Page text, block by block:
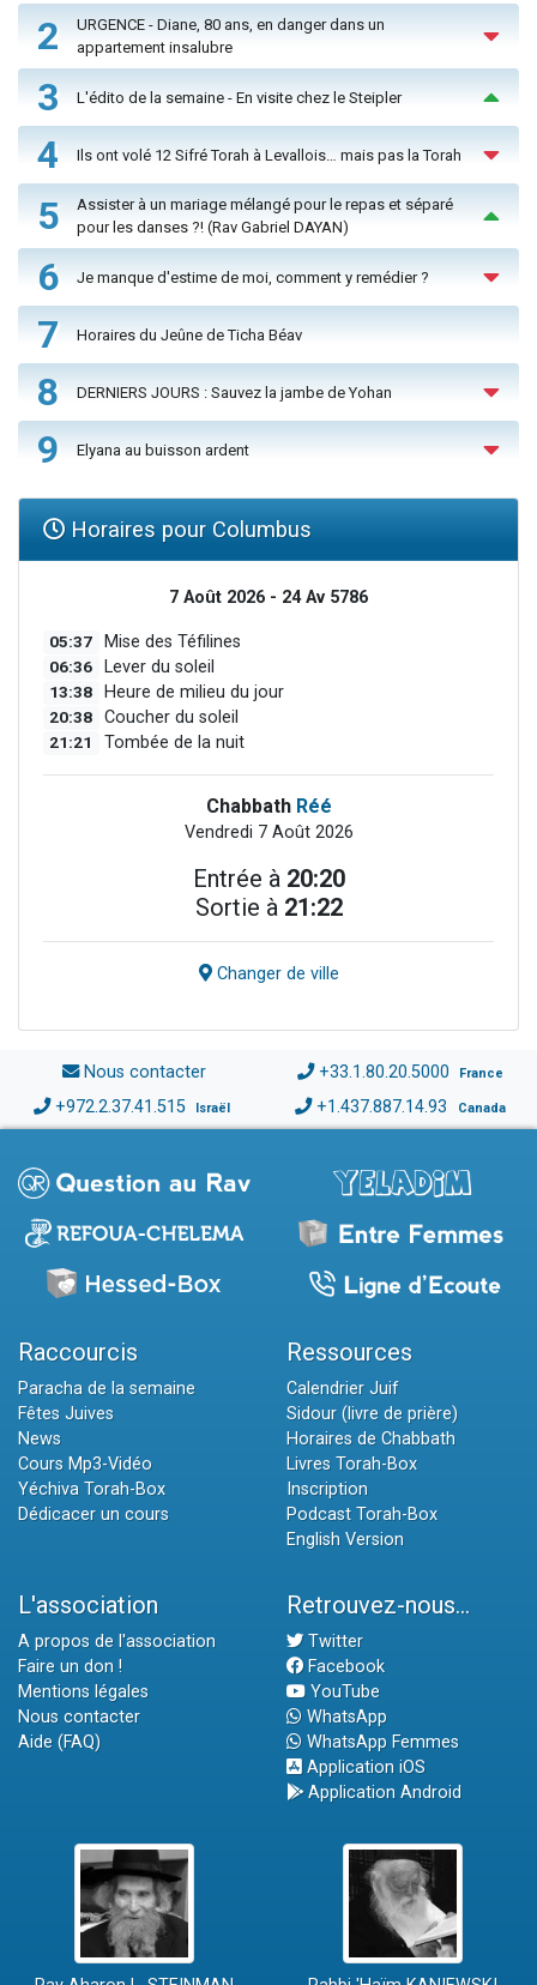
2
URGENCE - Diane, 80 ans, en danger dans un
appartement insalubre
3 L'édito de la semaine - En visite chez le Steipler
4 Ils ont volé 12 Sifré Torah à Levallois… mais pas la Torah
5
Assister à un mariage mélangé pour le repas et séparé
pour les danses ?! (Rav Gabriel DAYAN)
6 Je manque d'estime de moi, comment y remédier ?
7 Horaires du Jeûne de Ticha Béav
8 DERNIERS JOURS : Sauvez la jambe de Yohan
9 Elyana au buisson ardent
Horaires pour Columbus
7 Août 2026 - 24 Av 5786
05:37 Mise des Téfilines
06:36 Lever du soleil
13:38 Heure de milieu du jour
20:38 Coucher du soleil
21:21 Tombée de la nuit
Chabbath Réé
Vendredi 7 Août 2026
Entrée à 20:20
Sortie à 21:22
Changer de ville
Nous contacter +33.1.80.20.5000 France
+972.2.37.41.515 Israël +1.437.887.14.93 Canada
Raccourcis
Paracha de la semaine
Fêtes Juives
News
Cours Mp3-Vidéo
Yéchiva Torah-Box
Dédicacer un cours
Ressources
Calendrier Juif
Sidour (livre de prière)
Horaires de Chabbath
Livres Torah-Box
Inscription
Podcast Torah-Box
English Version
L'association
A propos de l'association
Faire un don !
Mentions légales
Nous contacter
Aide (FAQ)
Retrouvez-nous...
Twitter
Facebook
YouTube
WhatsApp
WhatsApp Femmes
Application iOS
Application Android